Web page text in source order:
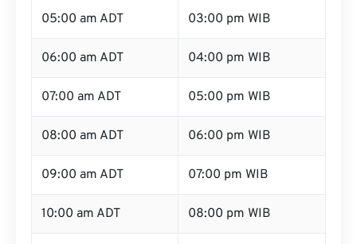
05:00 am ADT 03:00 pm WIB
06:00 am ADT 04:00 pm WIB
07:00 am ADT 05:00 pm WIB
08:00 am ADT 06:00 pm WIB
09:00 am ADT 07:00 pm WIB
10:00 am ADT 08:00 pm WIB